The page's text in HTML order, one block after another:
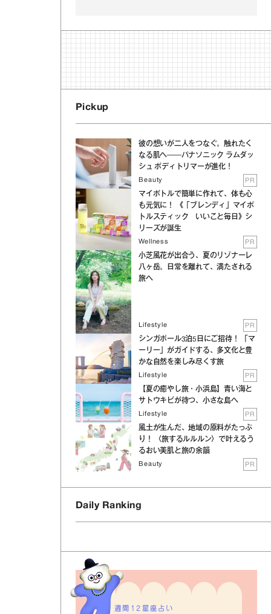
Pickup
彼の想いが二人をつなぐ。触れたく
なる肌へ──パナソニック ラムダッ
シュ ボディトリマーが進化！
Beauty PR
マイボトルで簡単に作れて、体も心
も元気に！ 《「ブレンディ」マイボ
トルスティック いいこと毎日》シ
リーズが誕生
Wellness PR
小芝風花が出合う、夏のリゾナーレ
八ヶ岳。日常を離れて、満たされる
旅へ
Lifestyle PR
シンガポール3泊5日にご招待！ 「マ
ーリー」がガイドする、多文化と豊
かな自然を楽しみ尽くす旅
Lifestyle PR
【夏の癒やし旅・小浜島】青い海と
サトウキビが待つ、小さな島へ
Lifestyle PR
風土が生んだ、地域の原料がたっぷ
り！ 〈旅するルルルン〉で叶えるう
るおい美肌と旅の余韻
Beauty PR
Daily Ranking
週間12星座占い